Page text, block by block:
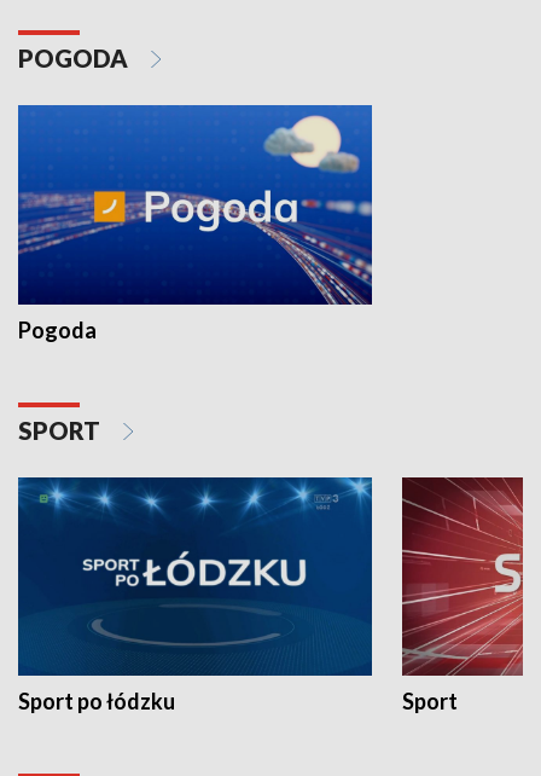
POGODA
Pogoda
SPORT
Sport po łódzku Sport